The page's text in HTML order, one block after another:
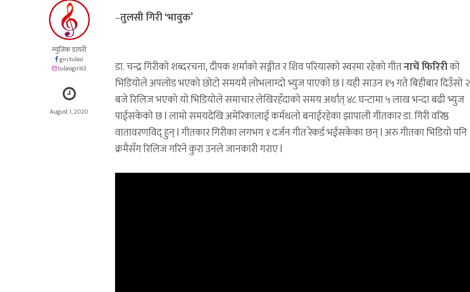
म्युजिक डायरी
giri.tulasi
tulasigiri63
August 1, 2020
–तुलसी गिरी ‘भावुक’
डा. चन्द्र गिरीको शब्दरचना, दीपक शर्माको सङ्गीत र शिव परियारको स्वरमा रहेको गीतनाचें फिरिरीको
भिडियोले अपलोड भएको छोटो समयमै लोभलाग्दो भ्युज पाएको छ l यही साउन १५ गते बिहीबार दिउँसो २
बजे रिलिज भएको यो भिडियोले समाचार लेखिरहँदाको समय अर्थात् ४८ घन्टामा ५ लाख भन्दा बढी भ्युज
पाईसकेको छ l लामो समयदेखि अमेरिकालाई कर्मथलो बनाईरहेका झापाली गीतकार डा. गिरी वरिष्ठ
वातावरणविद् हुन् l गीतकार गिरीका लगभग १ दर्जन गीत रेकर्ड भईसकेका छन् l अरु गीतका भिडियो पनि
क्रमैसँग रिलिज गरिने कुरा उनले जानकारी गराए l